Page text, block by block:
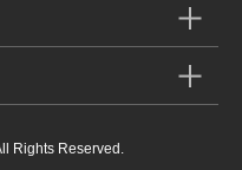
Rights Reserved.